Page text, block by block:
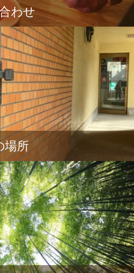
わせ
場所